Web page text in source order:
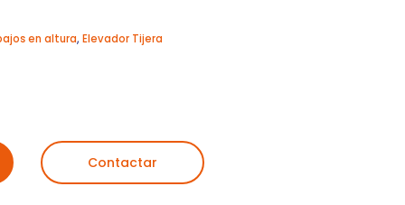
en altura,Elevador Tijera
Contactar